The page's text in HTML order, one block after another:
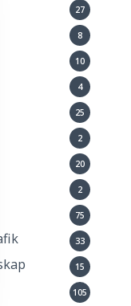
27
8
10
4
25
2
20
2
75
33
15
105